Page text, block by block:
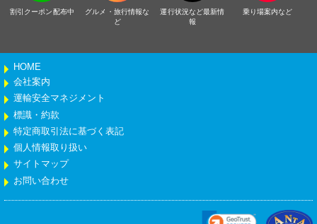
割引クーポン配布中
グルメ・旅行情報な
ど
運行状況など最新情
報
乗り場案内など
HOME
会社案内
運輸安全マネジメント
標識・約款
特定商取引法に基づく表記
個人情報取り扱い
サイトマップ
お問い合わせ